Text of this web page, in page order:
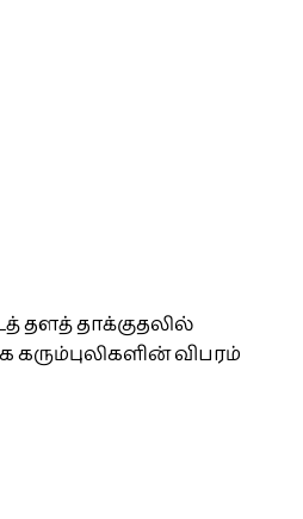
தளத் தாக்குதலில்
விபரம்